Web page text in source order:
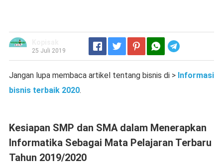
25 Juli 2019
Jangan lupa membaca artikel tentang bisnis di > Informasi
bisnis terbaik 2020.
Kesiapan SMP dan SMA dalam Menerapkan
Informatika Sebagai Mata Pelajaran Terbaru
Tahun 2019/2020